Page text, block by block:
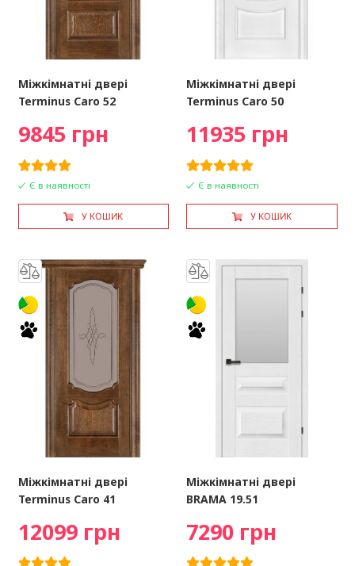
Міжкімнатні двері
Terminus Caro 52
9845 грн
Є в наявності
У КОШИК
Міжкімнатні двері
Terminus Caro 50
11935 грн
Є в наявності
У КОШИК
Міжкімнатні двері
Terminus Caro 41
12099 грн
Міжкімнатні двері
BRAMA 19.51
7290 грн